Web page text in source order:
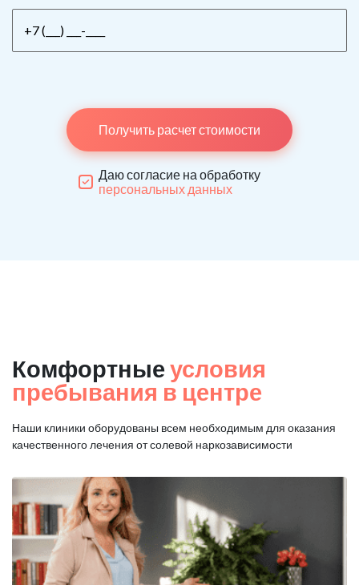
Получить расчет стоимости
Даю согласие на обработку
персональных данных
Комфортные условия
пребывания в центре
Наши клиники оборудованы всем необходимым для оказания
качественного лечения от солевой наркозависимости